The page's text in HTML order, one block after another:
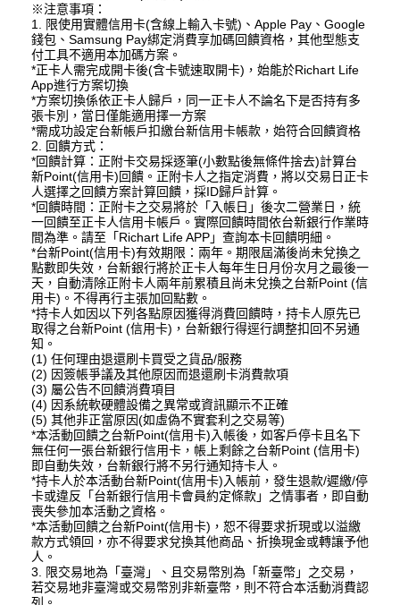
※注意事項：
1. 限使用實體信用卡(含線上輸入卡號)、Apple Pay、Google
錢包、Samsung Pay綁定消費享加碼回饋資格，其他型態支
付工具不適用本加碼方案。
*正卡人需完成開卡後(含卡號速取開卡)，始能於Richart Life
App進行方案切換
*方案切換係依正卡人歸戶，同一正卡人不論名下是否持有多
張卡別，當日僅能適用擇一方案
*需成功設定台新帳戶扣繳台新信用卡帳款，始符合回饋資格
2. 回饋方式：
*回饋計算：正附卡交易採逐筆(小數點後無條件捨去)計算台
新Point(信用卡)回饋。正附卡人之指定消費，將以交易日正卡
人選擇之回饋方案計算回饋，採ID歸戶計算。
*回饋時間：正附卡之交易將於「入帳日」後次二營業日，統
一回饋至正卡人信用卡帳戶。實際回饋時間依台新銀行作業時
間為準。請至「Richart Life APP」查詢本卡回饋明細。
*台新Point(信用卡)有效期限：兩年。期限屆滿後尚未兌換之
點數即失效，台新銀行將於正卡人每年生日月份次月之最後一
天，自動清除正附卡人兩年前累積且尚未兌換之台新Point (信
用卡)。不得再行主張加回點數。
*持卡人如因以下列各點原因獲得消費回饋時，持卡人原先已
取得之台新Point (信用卡)，台新銀行得逕行調整扣回不另通
知。
(1) 任何理由退還刷卡買受之貨品/服務
(2) 因簽帳爭議及其他原因而退還刷卡消費款項
(3) 屬公告不回饋消費項目
(4) 因系統軟硬體設備之異常或資訊顯示不正確
(5) 其他非正當原因(如虛偽不實套利之交易等)
*本活動回饋之台新Point(信用卡)入帳後，如客戶停卡且名下
無任何一張台新銀行信用卡，帳上剩餘之台新Point (信用卡)
即自動失效，台新銀行將不另行通知持卡人。
*持卡人於本活動台新Point(信用卡)入帳前，發生退款/遲繳/停
卡或違反「台新銀行信用卡會員約定條款」之情事者，即自動
喪失參加本活動之資格。
*本活動回饋之台新Point(信用卡)，恕不得要求折現或以溢繳
款方式領回，亦不得要求兌換其他商品、折換現金或轉讓予他
人。
3. 限交易地為「臺灣」、且交易幣別為「新臺幣」之交易，
若交易地非臺灣或交易幣別非新臺幣，則不符合本活動消費認